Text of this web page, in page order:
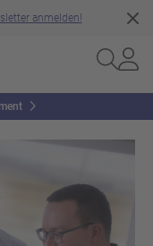
anmelden!